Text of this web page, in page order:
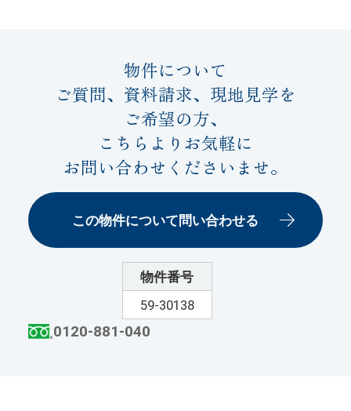
物件について
ご質問、資料請求、現地見学を
ご希望の方、
こちらよりお気軽に
お問い合わせくださいませ。
この物件について問い合わせる
物件番号
59-30138
0120-881-040